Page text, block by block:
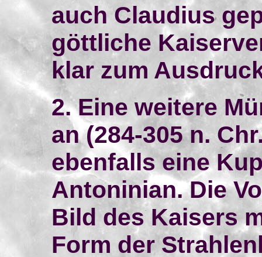
auch Claudius
göttliche
klar zum
2. Eine weitere
an (284-305 n.
ebenfalls eine
Antoninian. Die
Bild des Kaisers
Form der